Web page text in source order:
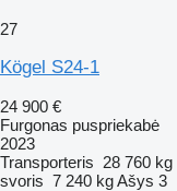
27
Kögel S24-1
24 900 €
Furgonas puspriekabė
2023
Transporteris 28 760 kg
svoris 7 240 kgAšys 3